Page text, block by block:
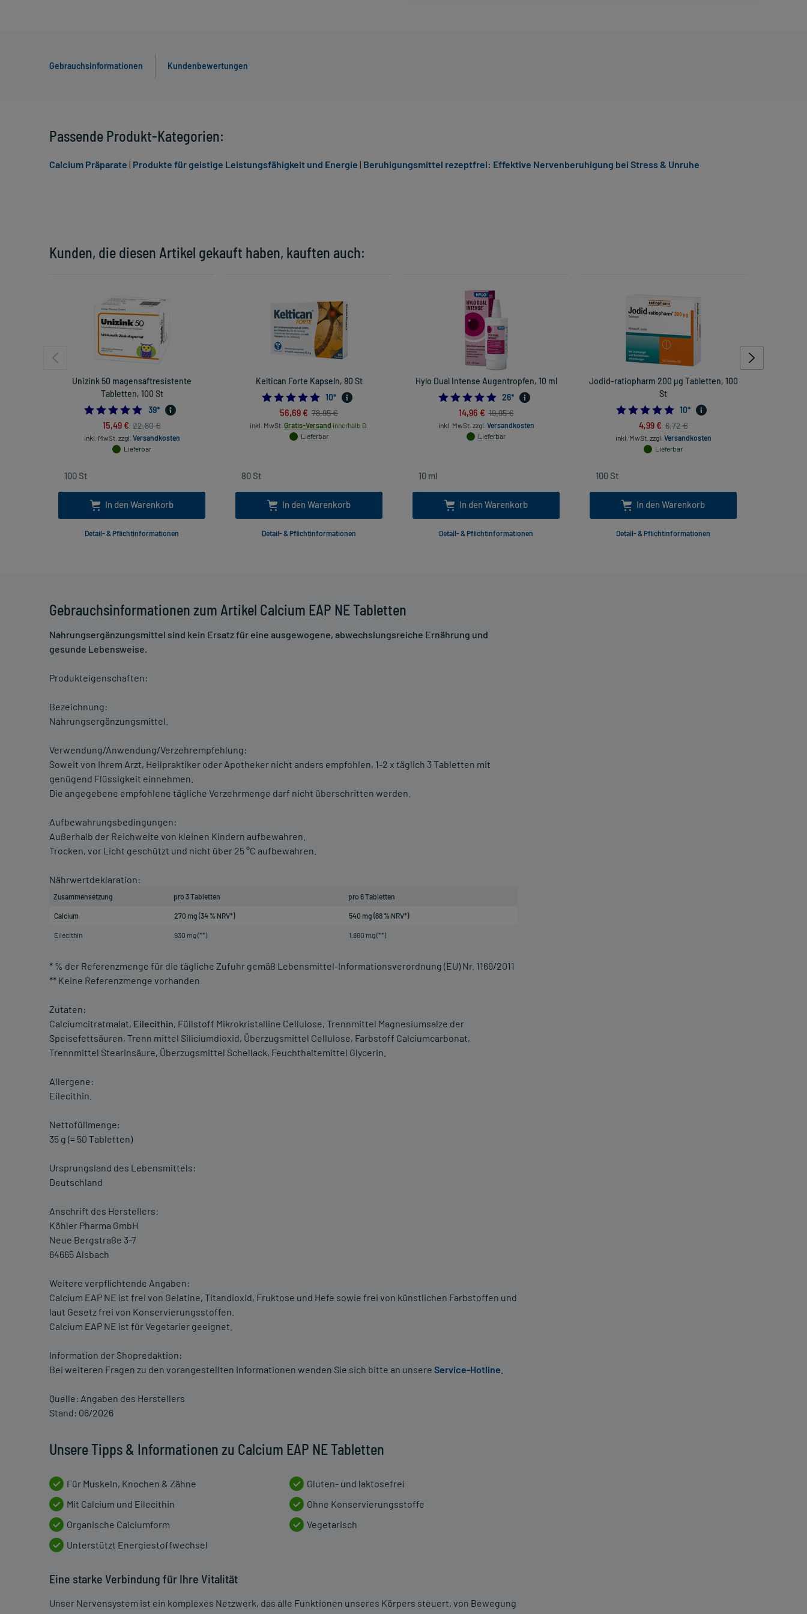
Gebrauchsinformationen Kundenbewertungen
Gebrauchsinformationen zum Artikel Calcium EAP NE Tabletten
Nahrungsergänzungsmittel sind kein Ersatz für eine ausgewogene, abwechslungsreiche Ernährung und
gesunde Lebensweise.
Produkteigenschaften:
Bezeichnung:
Nahrungsergänzungsmittel.
Verwendung/Anwendung/Verzehrempfehlung:
Soweit von Ihrem Arzt, Heilpraktiker oder Apotheker nicht anders empfohlen, 1-2 x täglich 3 Tabletten mit
genügend Flüssigkeit einnehmen.
Die angegebene empfohlene tägliche Verzehrmenge darf nicht überschritten werden.
Aufbewahrungsbedingungen:
Außerhalb der Reichweite von kleinen Kindern aufbewahren.
Trocken, vor Licht geschützt und nicht über 25 °C aufbewahren.
Nährwertdeklaration:
Zusammensetzung pro 3 Tabletten pro 6 Tabletten
Calcium 270 mg (34 % NRV*) 540 mg (68 % NRV*)
Eilecithin 930 mg (**) 1.860 mg (**)
* % der Referenzmenge für die tägliche Zufuhr gemäß Lebensmittel-Informationsverordnung (EU) Nr. 1169/2011
** Keine Referenzmenge vorhanden
Zutaten:
Calciumcitratmalat, Eilecithin, Füllstoff Mikrokristalline Cellulose, Trennmittel Magnesiumsalze der
Speisefettsäuren, Trenn mittel Siliciumdioxid, Überzugsmittel Cellulose, Farbstoff Calciumcarbonat,
Trennmittel Stearinsäure, Überzugsmittel Schellack, Feuchthaltemittel Glycerin.
Allergene:
Eilecithin.
Nettofüllmenge:
35 g (= 50 Tabletten)
Ursprungsland des Lebensmittels:
Deutschland
Anschrift des Herstellers:
Köhler Pharma GmbH
Neue Bergstraße 3-7
64665 Alsbach
Weitere verpflichtende Angaben:
Calcium EAP NE ist frei von Gelatine, Titandioxid, Fruktose und Hefe sowie frei von künstlichen Farbstoffen und
laut Gesetz frei von Konservierungsstoffen.
Calcium EAP NE ist für Vegetarier geeignet.
Information der Shopredaktion:
Bei weiteren Fragen zu den vorangestellten Informationen wenden Sie sich bitte an unsere Service-Hotline
Quelle: Angaben des Herstellers
Stand: 06/2026
Unsere Tipps & Informationen zu Calcium EAP NE Tabletten
Für Muskeln, Knochen & Zähne
Mit Calcium und Eilecithin
Organische Calciumform
Unterstützt Energiestoffwechsel
Gluten- und laktosefrei
Ohne Konservierungsstoffe
Vegetarisch
Eine starke Verbindung für Ihre Vitalität
Unser Nervensystem ist ein komplexes Netzwerk, das alle Funktionen unseres Körpers steuert, von Bewegung
Kunden, die diesen Artikel gekauft haben, kauften auch:
Unizink 50 magensaftresistente
Tabletten, 100 St
5.0
39*
15,49 € 22,80 €
inkl. MwSt. zzgl. Versandkosten
Lieferbar
In den Warenkorb
Detail- & Pflichtinformationen
Keltican Forte Kapseln, 80 St
4.9
10*
56,69 € 78,95 €
inkl. MwSt. Gratis-Versand innerhalb D.
Lieferbar
In den Warenkorb
Detail- & Pflichtinformationen
Hylo Dual Intense Augentropfen, 10 ml
4.8076923076923075
26*
14,96 € 19,95 €
inkl. MwSt. zzgl. Versandkosten
Lieferbar
In den Warenkorb
Detail- & Pflichtinformationen
Jodid-ratiopharm 200 µg Tabletten, 100
St
4.9
10*
4,99 € 6,72 €
inkl. MwSt. zzgl. Versandkosten
Lieferbar
In den Warenkorb
Detail- & Pflichtinformationen
Passende Produkt-Kategorien:
Calcium Präparate | Produkte für geistige Leistungsfähigkeit und Energie | Beruhigungsmittel rezeptfrei: Effektive Nervenberuhigung bei Stress & Unruhe